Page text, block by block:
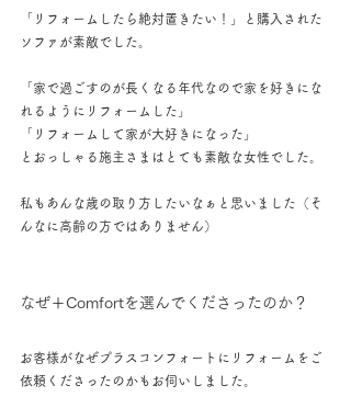
「リフォームしたら絶対置きたい！」と購入された
ソファが素敵でした。
「家で過ごすのが長くなる年代なので家を好きにな
れるようにリフォームした」
「リフォームして家が大好きになった」
とおっしゃる施主さまはとても素敵な女性でした。
私もあんな歳の取り方したいなぁと思いました（そ
んなに高齢の方ではありません）
なぜ＋Comfortを選んでくださったのか？
お客様がなぜプラスコンフォートにリフォームをご
依頼くださったのかもお伺いしました。